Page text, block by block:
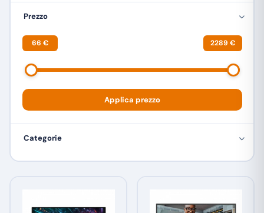
Mediacom
SAMSUNG
Yashi
Prezzo
66 € 2289 €
Applica prezzo
Categorie